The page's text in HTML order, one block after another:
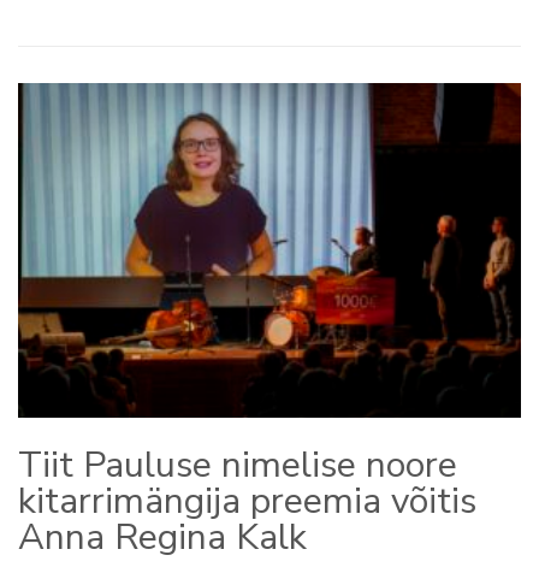
Tiit Pauluse nimelise noore
kitarrimängija preemia võitis
Anna Regina Kalk